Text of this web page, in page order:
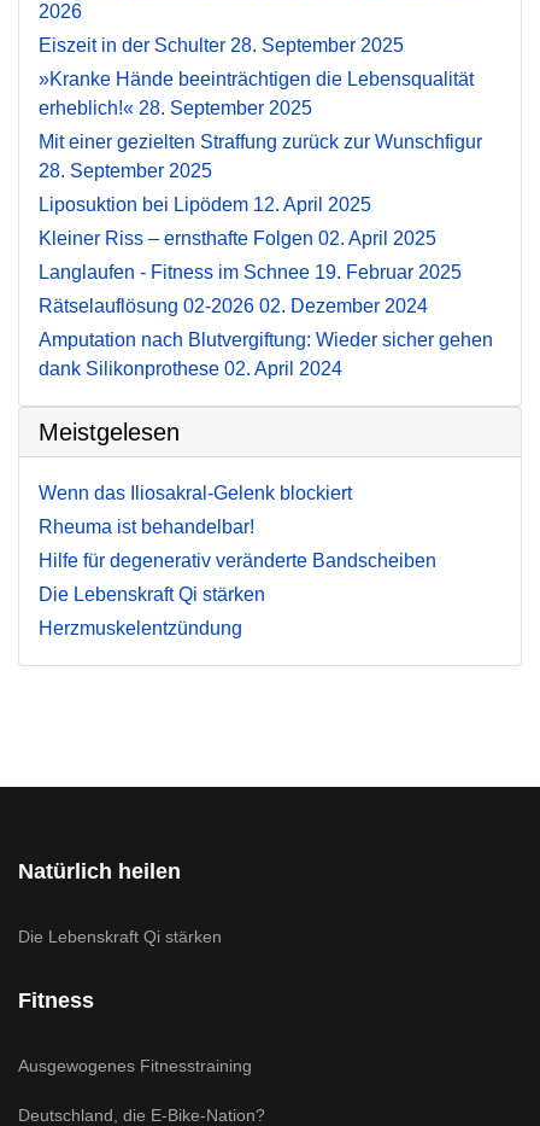
2026
Eiszeit in der Schulter 28. September 2025
»Kranke Hände beeinträchtigen die Lebensqualität
erheblich!« 28. September 2025
Mit einer gezielten Straffung zurück zur Wunschfigur
28. September 2025
Liposuktion bei Lipödem 12. April 2025
Kleiner Riss – ernsthafte Folgen 02. April 2025
Langlaufen - Fitness im Schnee 19. Februar 2025
Rätselauflösung 02-2026 02. Dezember 2024
Amputation nach Blutvergiftung: Wieder sicher gehen
dank Silikonprothese 02. April 2024
Meistgelesen
Wenn das Iliosakral-Gelenk blockiert
Rheuma ist behandelbar!
Hilfe für degenerativ veränderte Bandscheiben
Die Lebenskraft Qi stärken
Herzmuskelentzündung
Natürlich heilen
Die Lebenskraft Qi stärken
Fitness
Ausgewogenes Fitnesstraining
Deutschland, die E-Bike-Nation?